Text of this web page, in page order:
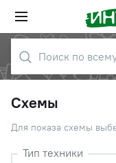
Схемы
Для показа схемы
Тип техники